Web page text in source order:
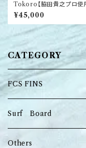
Tokoro【脇田貴之プロ使
古ボード
¥45,000
CATEGORY
FCS FINS
Tri Fins
Quad Fins
Surf Board
Shortboard
Others